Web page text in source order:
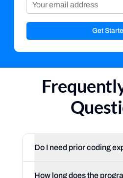
Get
Do I need prior coding
How long does the